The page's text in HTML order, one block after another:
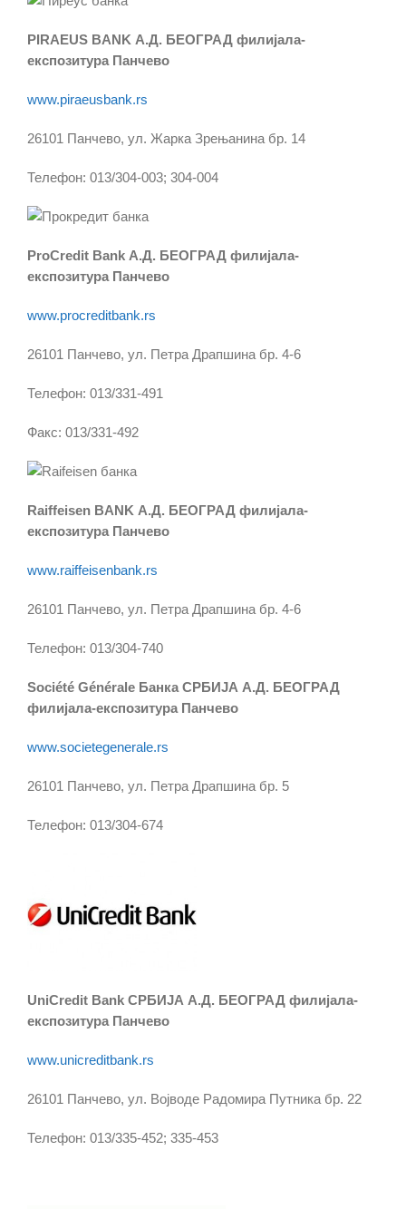
PIRAEUS BANK А.Д. БЕОГРАД филијала-
експозитура Панчево
www.piraeusbank.rs
26101 Панчево, ул. Жарка Зрењанина бр. 14
Телефон: 013/304-003; 304-004
ProCredit Bank А.Д. БЕОГРАД филијала-
експозитура Панчево
www.procreditbank.rs
26101 Панчево, ул. Петра Драпшина бр. 4-6
Телефон: 013/331-491
Факс: 013/331-492
Raiffeisen BANK А.Д. БЕОГРАД филијала-
експозитура Панчево
www.raiffeisenbank.rs
26101 Панчево, ул. Петра Драпшина бр. 4-6
Телефон: 013/304-740
Société Générale Банка СРБИЈА А.Д. БЕОГРАД
филијала-експозитура Панчево
www.societegenerale.rs
26101 Панчево, ул. Петра Драпшина бр. 5
Телефон: 013/304-674
UniCredit Bank СРБИЈА А.Д. БЕОГРАД филијала-
експозитура Панчево
www.unicreditbank.rs
26101 Панчево, ул. Војводе Радомира Путника бр. 22
Телефон: 013/335-452; 335-453